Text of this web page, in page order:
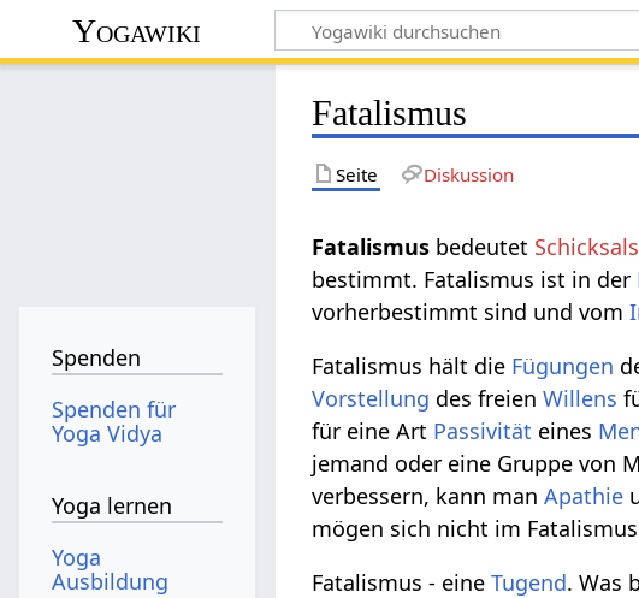
Yogawiki
Fatalismus
Seite Diskussion
Fatalismus bedeutet
bestimmt. Fatalismus ist in der
vorherbestimmt sind und vom
Fatalismus hält die Fügungen
Vorstellung des freienWillens
für eine Art Passivität eines
jemand oder eine Gruppe von
verbessern, kann manApathie
mögen sich nicht im
Fatalismus - eineTugend. Was
Spenden
Spenden für
Yoga Vidya
Yoga lernen
Yoga
Ausbildung